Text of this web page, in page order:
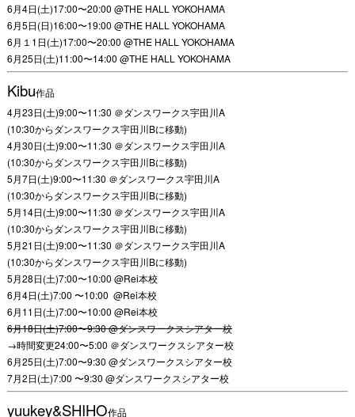
6月4日(土)17:00〜20:00 @THE HALL YOKOHAMA
6月5日(日)16:00〜19:00 @THE HALL YOKOHAMA
6月１1日(土)17:00〜20:00 @THE HALL YOKOHAMA
6月25日(土)11:00〜14:00 @THE HALL YOKOHAMA
Kibu作品
4月23日(土)9:00〜11:30 ＠ダンスワークス宇田川A
(10:30からダンスワークス宇田川Bに移動)
4月30日(土)9:00〜11:30 ＠ダンスワークス宇田川A
(10:30からダンスワークス宇田川Bに移動)
5月7日(土)9:00〜11:30 ＠ダンスワークス宇田川A
(10:30からダンスワークス宇田川Bに移動)
5月14日(土)9:00〜11:30 ＠ダンスワークス宇田川A
(10:30からダンスワークス宇田川Bに移動)
5月21日(土)9:00〜11:30 ＠ダンスワークス宇田川A
(10:30からダンスワークス宇田川Bに移動)
5月28日(土)7:00〜10:00 @Rei本校
6月4日(土)7:00 〜10:00 @Rei本校
6月11日(土)7:00〜10:00 @Rei本校
6月18日(土)7:00〜9:30 @ダンスワークスシアター校
→時間変更24:00〜5:00 ＠ダンスワークスシアター校
6月25日(土)7:00〜9:30 @ダンスワークスシアター校
7月2日(土)7:00 〜9:30 @ダンスワークスシアター校
yuukey&SHIHO作品